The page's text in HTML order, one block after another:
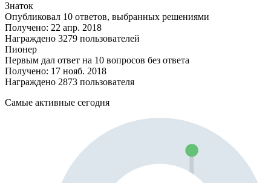
Знаток
Опубликовал 10 ответов, выбранных решениями
Получено: 22 апр. 2018
Награждено 3279 пользователей
Пионер
Первым дал ответ на 10 вопросов без ответа
Получено: 17 нояб. 2018
Награждено 2873 пользователя
Самые активные сегодня